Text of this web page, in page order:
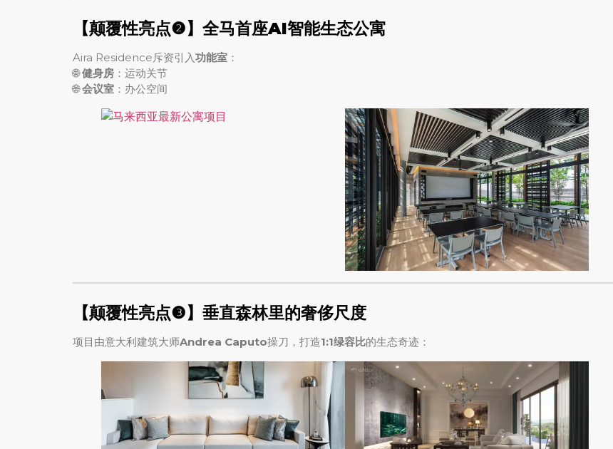
【颠覆性亮点❷】全马首座AI智能生态公寓
Aira Residence斥资引入功能室 ：
🌐健身房 ：运动关节
🌐会议室 ：办公空间
【颠覆性亮点❸】垂直森林里的奢侈尺度
项目由意大利建筑大师Andrea Caputo操刀，打造1:1绿容比的生态奇迹：